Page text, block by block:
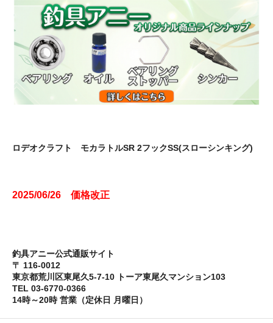
ロデオクラフト モカラトルSR 2フックSS(スローシンキング)
2025/06/26 価格改正
釣具アニー公式通販サイト
〒 116-0012
東京都荒川区東尾久5-7-10 トーア東尾久マンション103
TEL 03-6770-0366
14時～20時 営業（定休日 月曜日）